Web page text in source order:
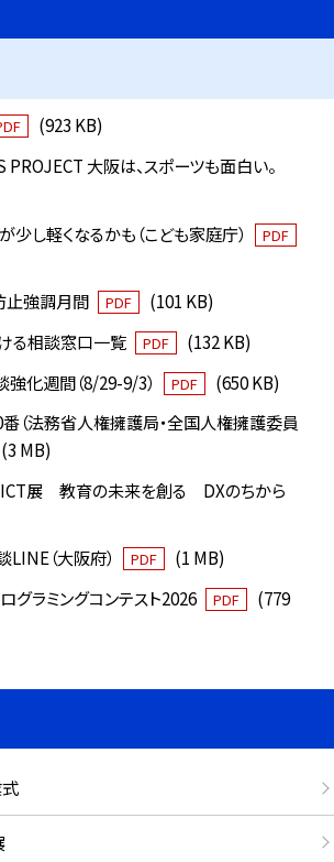
(923 KB)
大阪は、スポーツも面白い。
少し軽くなるかも（こども家庭庁）
PDF
止強調月間
PDF
(101 KB)
る相談窓口一覧
PDF
(132 KB)
化週間（8/29-9/3）
PDF
(650 KB)
（法務省人権擁護局・全国人権擁護委員
(3 MB)
展 教育の未来を創る DXのちから
（大阪府）
PDF
(1 MB)
グラミングコンテスト2026
PDF
(779